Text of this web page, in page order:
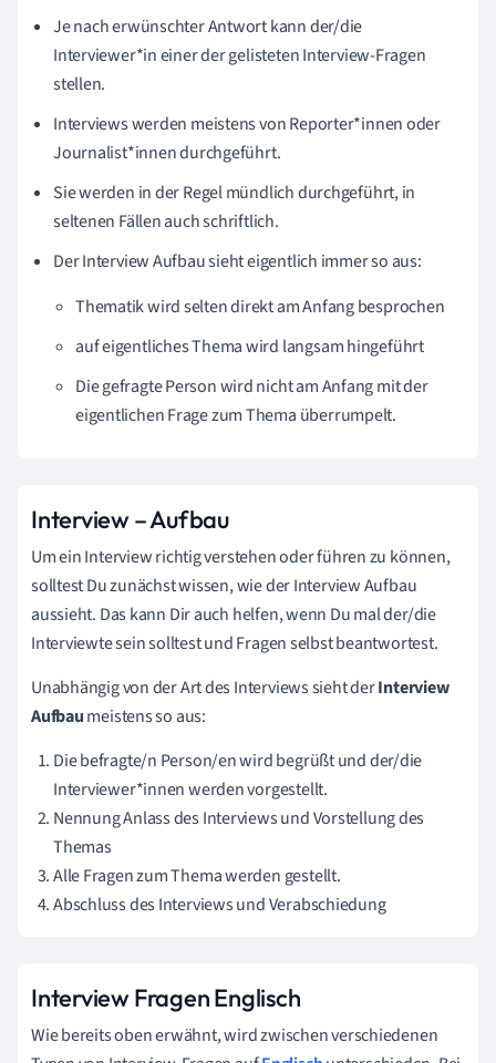
Je nach erwünschter Antwort kann der/die
Interviewer*in einer der gelisteten Interview-Fragen
stellen.
Interviews werden meistens von Reporter*innen oder
Journalist*innen durchgeführt.
Sie werden in der Regel mündlich durchgeführt, in
seltenen Fällen auch schriftlich.
Der Interview Aufbau sieht eigentlich immer so aus:
Thematik wird selten direkt am Anfang besprochen
auf eigentliches Thema wird langsam hingeführt
Die gefragte Person wird nicht am Anfang mit der
eigentlichen Frage zum Thema überrumpelt.
Interview – Aufbau
Um ein Interview richtig verstehen oder führen zu können,
solltest Du zunächst wissen, wie der Interview Aufbau
aussieht. Das kann Dir auch helfen, wenn Du mal der/die
Interviewte sein solltest und Fragen selbst beantwortest.
Unabhängig von der Art des Interviews sieht derInterview
Aufbaumeistens so aus:
Die befragte/n Person/en wird begrüßt und der/die
Interviewer*innen werden vorgestellt.
Nennung Anlass des Interviews und Vorstellung des
Themas
Alle Fragen zum Thema werden gestellt.
Abschluss des Interviews und Verabschiedung
Interview Fragen Englisch
Wie bereits oben erwähnt, wird zwischen verschiedenen